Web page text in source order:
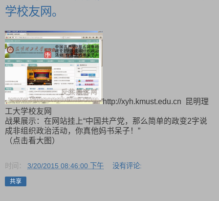
学校友网。
http://xyh.kmust.edu.cn 昆明理
工大学校友网
战果展示：在网站挂上“中国共产党，那么简单的政变2字说
成非组织政治活动，你真他妈书呆子！”
（点击看大图）
时间： 3/20/2015 08:46:00 下午 没有评论:
共享